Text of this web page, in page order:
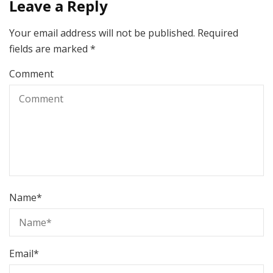
Leave a Reply
Your email address will not be published. Required
fields are marked *
Comment
Name*
Email*